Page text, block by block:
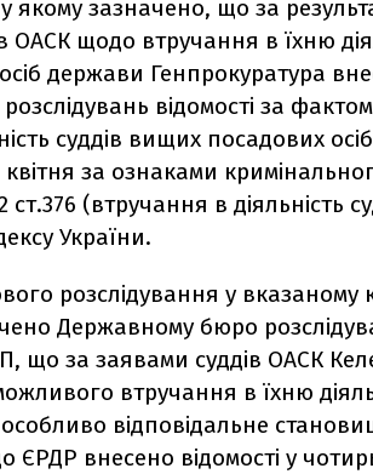
якому зазначено, що за
ОАСК щодо втручання в їхню
держави Генпрокуратура
відомості за
суддів вищих посадових
за ознаками
(втручання в діяльність
України.
розслідування у вказаному
Державному бюро
що за заявами суддів ОАСК
втручання в їхню
особливо відповідальне
ЄРДР внесено відомості у